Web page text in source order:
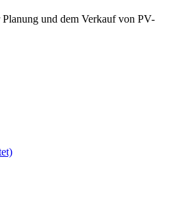
und dem Verkauf von PV-